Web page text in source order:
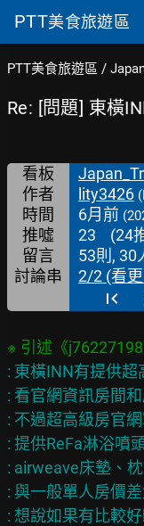
PTT美食旅遊區
PTT美食旅遊區 /
Re: [問題] 東橫
看板
作者 lity3426
時間 6月前
推噓 23 (24
留言
53則, 30
討論串 2/2 (看
: 東橫INN有提供超
: 看官網資訊房間
: 不過超高級房官網
: 提供ReFa淋浴噴
: airweave床墊、
: 與一般單人房價
: 想說如果有比較